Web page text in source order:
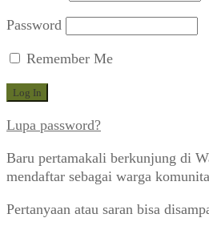
Password
Remember Me
Lupa password?
Baru pertamakali berkunjung di
mendaftar sebagai warga
Pertanyaan atau saran bisa